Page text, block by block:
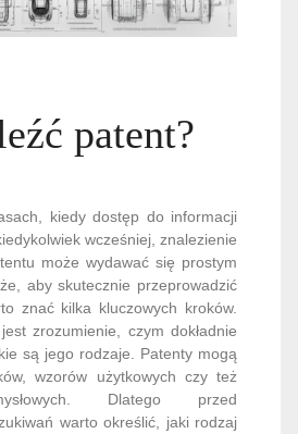
patent?
kiedy dostęp do informacji
wcześniej, znalezienie
może wydawać się prostym
aby skutecznie przeprowadzić
znać kilka kluczowych kroków.
zrozumienie, czym dokładnie
są jego rodzaje. Patenty mogą
wzorów użytkowych czy też
Dlatego przed
warto określić, jaki rodzaj